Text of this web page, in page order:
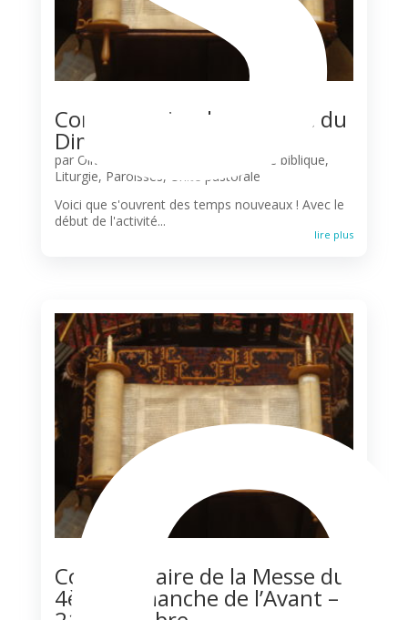
Commentaire de la Messe du
Dimanche 25 janvier
par Olivier N'Guessan Commentaire biblique,
Liturgie, Paroisses, Unité pastorale
Voici que s'ouvrent des temps nouveaux ! Avec le
début de l'activité...
lire plus
Commentaire de la Messe du
4ème Dimanche de l’Avant –